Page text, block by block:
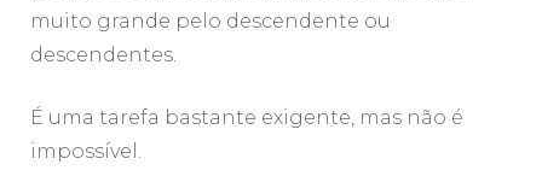
muito grande pelo descendente ou
descendentes.
É uma tarefa bastante exigente, mas não é
impossível.